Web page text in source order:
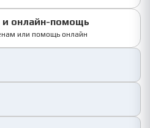
и онлайн-помощь
или помощь онлайн